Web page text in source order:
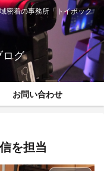
密着の事務所「トイボック
グ
お問い合わせ
を担当